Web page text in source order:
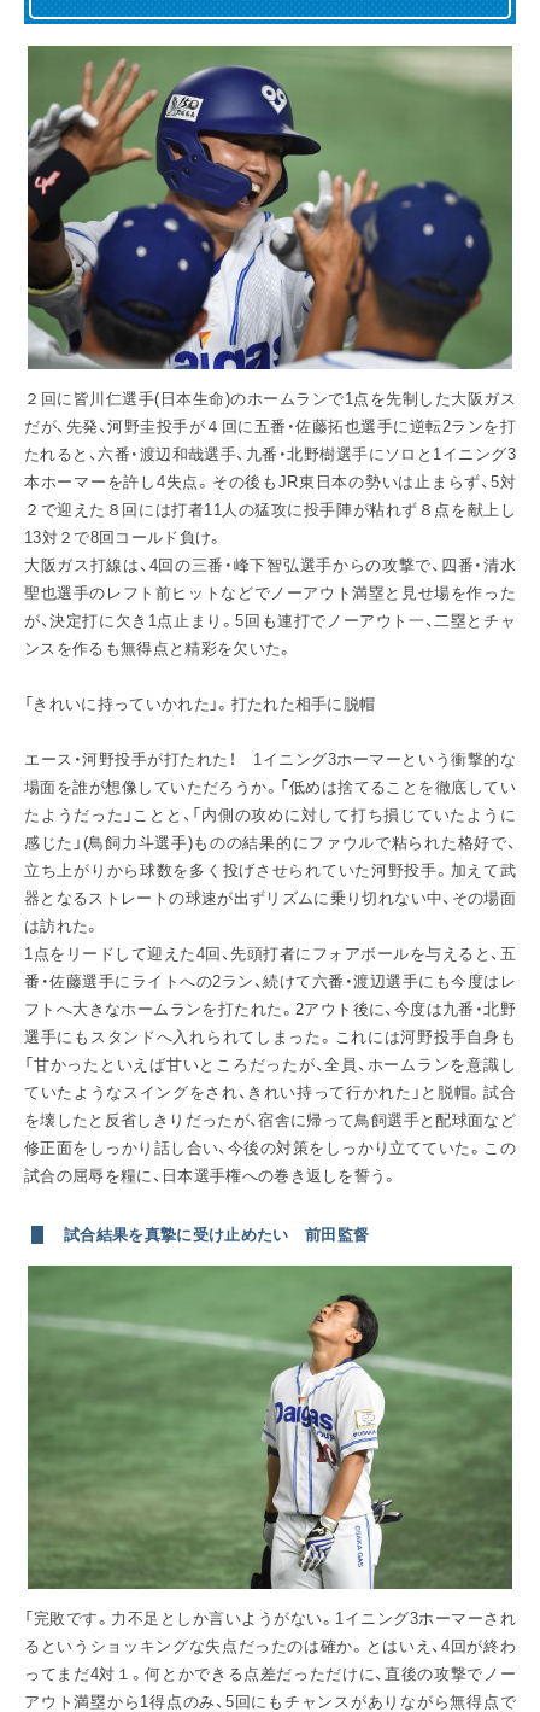
２回に皆川仁選手(日本生命)のホームランで1点を先制した大阪ガス
だが、先発、河野圭投手が４回に五番・佐藤拓也選手に逆転2ランを打
たれると、六番・渡辺和哉選手、九番・北野樹選手にソロと1イニング3
本ホーマーを許し4失点。その後もJR東日本の勢いは止まらず、5対
２で迎えた８回には打者11人の猛攻に投手陣が粘れず８点を献上し
13対２で8回コールド負け。
大阪ガス打線は、4回の三番・峰下智弘選手からの攻撃で、四番・清水
聖也選手のレフト前ヒットなどでノーアウト満塁と見せ場を作った
が、決定打に欠き1点止まり。5回も連打でノーアウト一、二塁とチャ
ンスを作るも無得点と精彩を欠いた。
「きれいに持っていかれた」。打たれた相手に脱帽
エース・河野投手が打たれた！ 1イニング3ホーマーという衝撃的な
場面を誰が想像していただろうか。「低めは捨てることを徹底してい
たようだった」ことと、「内側の攻めに対して打ち損じていたように
感じた」(鳥飼力斗選手)ものの結果的にファウルで粘られた格好で、
立ち上がりから球数を多く投げさせられていた河野投手。加えて武
器となるストレートの球速が出ずリズムに乗り切れない中、その場面
は訪れた。
1点をリードして迎えた4回、先頭打者にフォアボールを与えると、五
番・佐藤選手にライトへの2ラン、続けて六番・渡辺選手にも今度はレ
フトへ大きなホームランを打たれた。2アウト後に、今度は九番・北野
選手にもスタンドへ入れられてしまった。これには河野投手自身も
「甘かったといえば甘いところだったが、全員、ホームランを意識し
ていたようなスイングをされ、きれい持って行かれた」と脱帽。試合
を壊したと反省しきりだったが、宿舎に帰って鳥飼選手と配球面など
修正面をしっかり話し合い、今後の対策をしっかり立てていた。この
試合の屈辱を糧に、日本選手権への巻き返しを誓う。
試合結果を真摯に受け止めたい 前田監督
「完敗です。力不足としか言いようがない。1イニング3ホーマーされ
るというショッキングな失点だったのは確か。とはいえ、4回が終わ
ってまだ4対１。何とかできる点差だっただけに、直後の攻撃でノー
アウト満塁から1得点のみ、5回にもチャンスがありながら無得点で